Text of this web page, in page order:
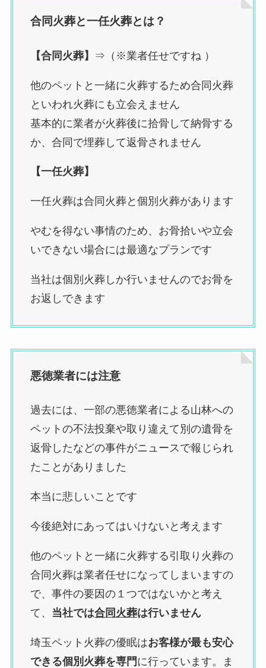
合同火葬と一任火葬とは？
【合同火葬】 ⇒（※業者任せですね ）
他のペットと一緒に火葬するため合同火葬
といわれ火葬にも立会えません
基本的に業者が火葬後に拾骨して納骨する
か、合同で埋葬して返骨されません
【一任火葬】
一任火葬は合同火葬と個別火葬があります
やむを得ない事情のため、お骨拾いや立会
いできない場合には最適なプランです
当社は個別火葬しか行いませんのでお骨を
お返しできます
悪徳業者には注意
過去には、一部の悪徳業者による山林への
ペットの不法投棄や取り違えて別の遺骨を
返骨したなどの事件がニュースで報じられ
たことがありました
本当に悲しいことです
今後絶対にあってはいけないと考えます
他のペットと一緒に火葬する引取り火葬の
合同火葬は業者任せになってしまいますの
で、事件の要因の１つではないかと考え
て、 当社では合同火葬は行いません
埼玉ペット火葬の優眠はお客様が最も安心
できる個別火葬を専門 に行っています。ま